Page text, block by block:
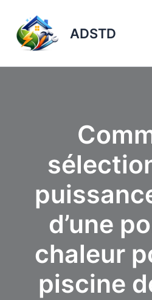
contenu
ADSTD
d’une
chaleur
piscine